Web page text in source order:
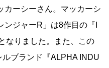
カーシーさん。マッカーシ
ジャーR」は8作目の『I
なりました。また、この
ルブランド『ALPHA INDU